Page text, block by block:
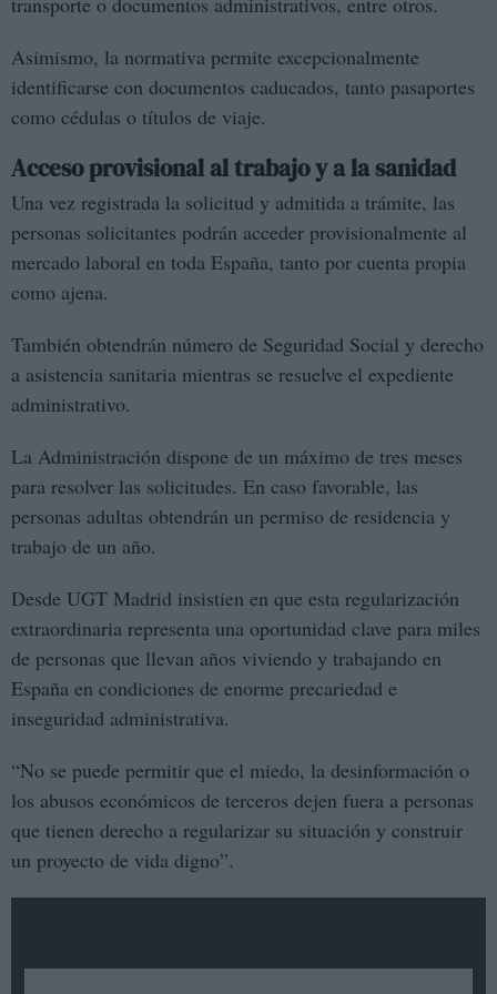
Asimismo, la normativa permite excepcionalmente
identificarse con documentos caducados, tanto pasaportes
como cédulas o títulos de viaje.
Acceso provisional al trabajo y a la sanidad
Una vez registrada la solicitud y admitida a trámite, las
personas solicitantes podrán acceder provisionalmente al
mercado laboral en toda España, tanto por cuenta propia
como ajena.
También obtendrán número de Seguridad Social y derecho
a asistencia sanitaria mientras se resuelve el expediente
administrativo.
La Administración dispone de un máximo de tres meses
para resolver las solicitudes. En caso favorable, las
personas adultas obtendrán un permiso de residencia y
trabajo de un año.
Desde UGT Madrid insistien en que esta regularización
extraordinaria representa una oportunidad clave para miles
de personas que llevan años viviendo y trabajando en
España en condiciones de enorme precariedad e
inseguridad administrativa.
“No se puede permitir que el miedo, la desinformación o
los abusos económicos de terceros dejen fuera a personas
que tienen derecho a regularizar su situación y construir
un proyecto de vida digno”.